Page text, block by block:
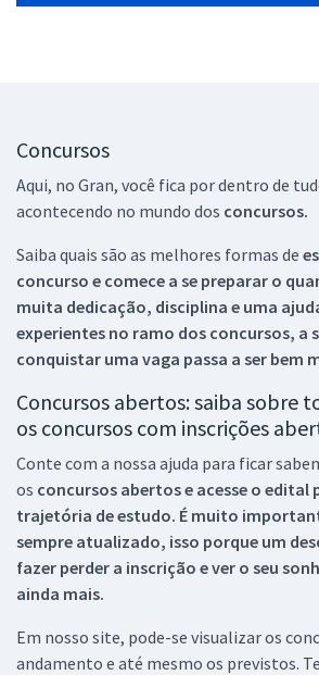
Concursos
Aqui, no Gran, você fica por dentro de
acontecendo no mundo dos concursos.
Saiba quais são as melhores formas de
concurso e comece a se preparar o
muita dedicação, disciplina e uma
experientes no ramo dos concursos, a
conquistar uma vaga passa a ser bem
Concursos abertos: saiba sobre
os concursos com inscrições
Conte com a nossa ajuda para ficar
os concursos abertos e acesse o edital
trajetória de estudo. É muito
sempre atualizado, isso porque um
fazer perder a inscrição e ver o seu
ainda mais.
Em nosso site, pode-se visualizar os
andamento e até mesmo os previstos.